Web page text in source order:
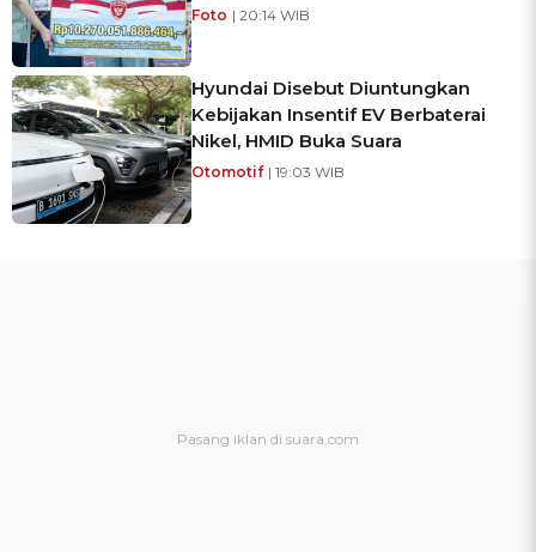
Foto | 20:14 WIB
Hyundai Disebut Diuntungkan
Kebijakan Insentif EV Berbaterai
Nikel, HMID Buka Suara
Otomotif | 19:03 WIB